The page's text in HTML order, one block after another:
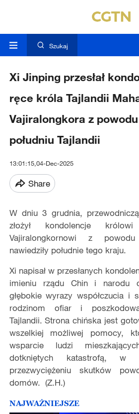
Szukaj
Xi Jinping przesłał
ręce króla Tajlandii
Vajiralongkora z
południu Tajlandii
13:01:15,04-Dec-2025
Share
W dniu 3 grudnia,
złożył kondolencje
Vajiralongkornowi z
nawiedziły południe tego kraju.
Xi napisał w przesłanych
imieniu rządu Chin i narodu
głębokie wyrazy współczucia i
rodzinom ofiar i
Tajlandii. Strona chińska jest
wszelkiej możliwej pomocy,
wsparcie ludzi
dotkniętych katastrofą, w
przezwyciężeniu skutków
domów. (Z.H.)
NAJWAŻNIEJSZE